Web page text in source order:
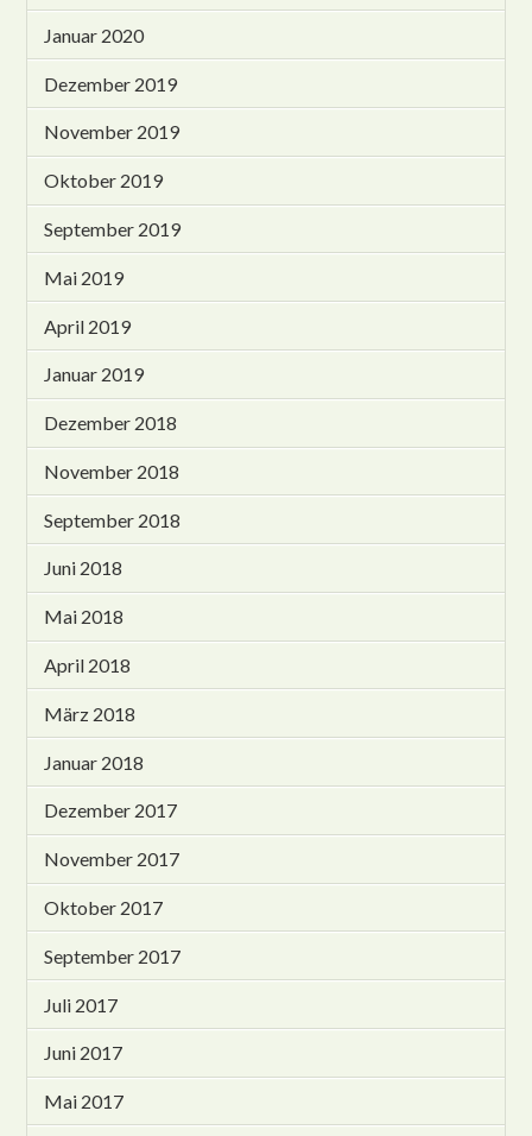
Januar 2020
Dezember 2019
November 2019
Oktober 2019
September 2019
Mai 2019
April 2019
Januar 2019
Dezember 2018
November 2018
September 2018
Juni 2018
Mai 2018
April 2018
März 2018
Januar 2018
Dezember 2017
November 2017
Oktober 2017
September 2017
Juli 2017
Juni 2017
Mai 2017